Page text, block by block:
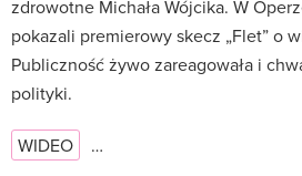
zdrowotne Michała Wójcika. W
pokazali premierowy skecz „Flet” o
Publiczność żywo zareagowała i
polityki.
WIDEO …